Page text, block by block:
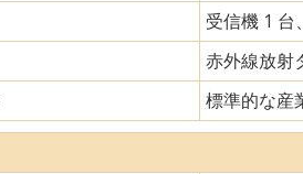
受信機 1 台
赤外線放射
標準的な産